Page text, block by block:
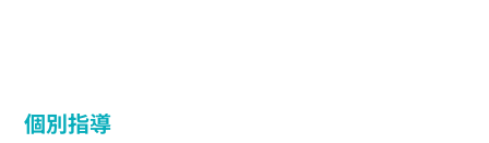
個別指導